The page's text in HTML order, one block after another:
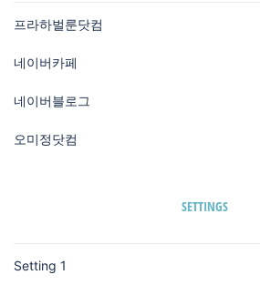
프라하벌룬닷컴
네이버카페
네이버블로그
오미정닷컴
SETTINGS
Setting 1